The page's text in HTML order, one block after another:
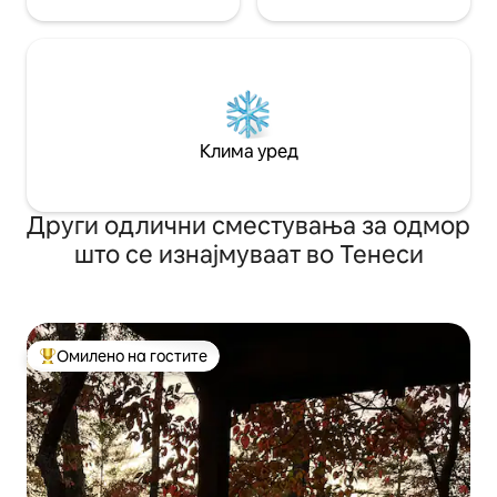
Клима уред
Други одлични сместувања за одмор
што се изнајмуваат во Тенеси
Меѓу најуспешните „Омилени на гостите“
Омилено на гостите